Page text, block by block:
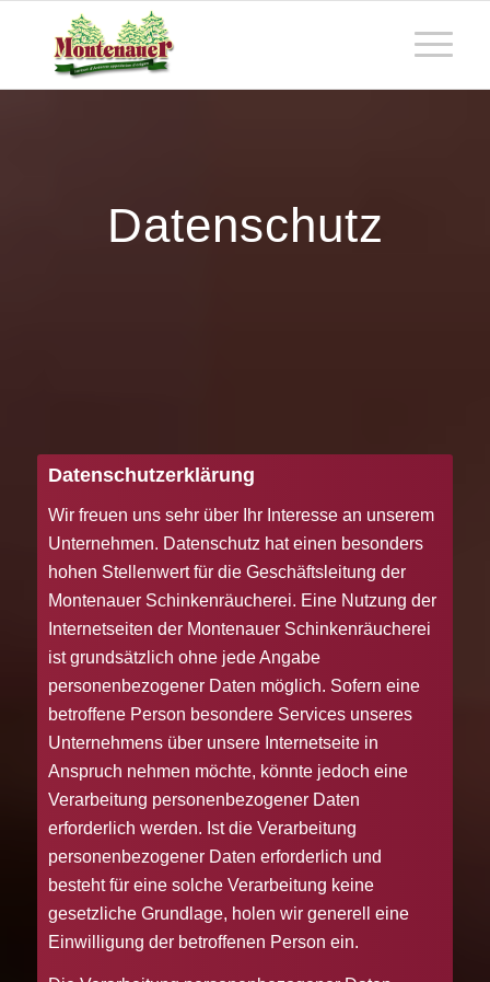
Datenschutz
Datenschutzerklärung
Wir freuen uns sehr über Ihr Interesse an unserem
Unternehmen. Datenschutz hat einen besonders
hohen Stellenwert für die Geschäftsleitung der
Montenauer Schinkenräucherei. Eine Nutzung der
Internetseiten der Montenauer Schinkenräucherei
ist grundsätzlich ohne jede Angabe
personenbezogener Daten möglich. Sofern eine
betroffene Person besondere Services unseres
Unternehmens über unsere Internetseite in
Anspruch nehmen möchte, könnte jedoch eine
Verarbeitung personenbezogener Daten
erforderlich werden. Ist die Verarbeitung
personenbezogener Daten erforderlich und
besteht für eine solche Verarbeitung keine
gesetzliche Grundlage, holen wir generell eine
Einwilligung der betroffenen Person ein.